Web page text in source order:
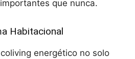
que nunca.
Habitacional
energético no solo